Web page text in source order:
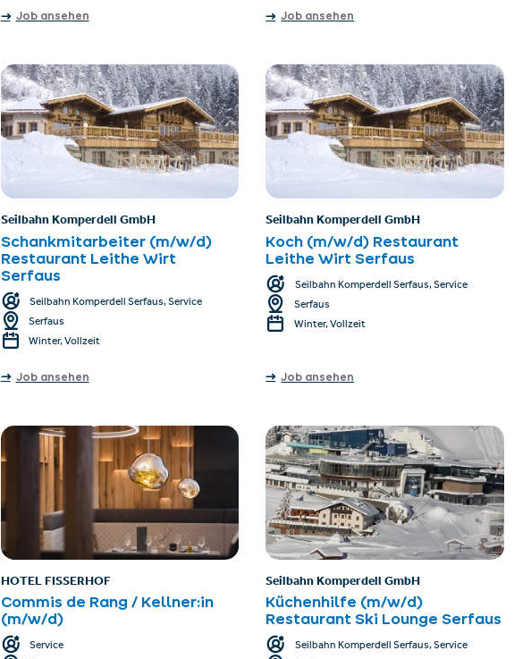
Job ansehen Job ansehen
Seilbahn Komperdell GmbH
Schankmitarbeiter (m/w/d)
Restaurant Leithe Wirt
Serfaus
Seilbahn Komperdell Serfaus, Service
Serfaus
Winter, Vollzeit
Job ansehen
Seilbahn Komperdell GmbH
Koch (m/w/d) Restaurant
Leithe Wirt Serfaus
Seilbahn Komperdell Serfaus, Service
Serfaus
Winter, Vollzeit
Job ansehen
HOTEL FISSERHOF
Commis de Rang / Kellner:in
(m/w/d)
Service
Seilbahn Komperdell GmbH
Küchenhilfe (m/w/d)
Restaurant Ski Lounge Serfaus
Seilbahn Komperdell Serfaus, Service